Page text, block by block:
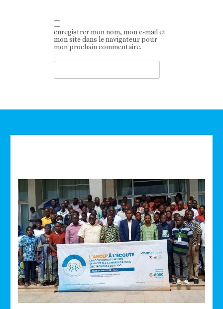
enregistrer mon nom, mon e-mail et
mon site dans le navigateur pour
mon prochain commentaire.